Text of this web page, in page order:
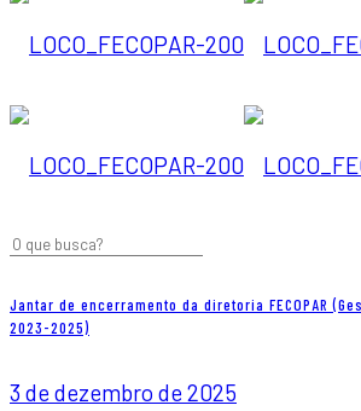
Jantar de encerramento da diretoria FECOPAR
2023-2025)
3 de dezembro de 2025